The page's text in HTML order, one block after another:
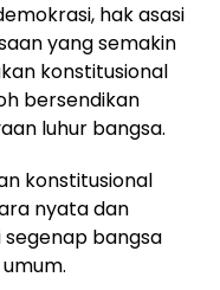
hak asasi
yang semakin
konstitusional
bersendikan
luhur bangsa.
konstitusional
nyata dan
bangsa